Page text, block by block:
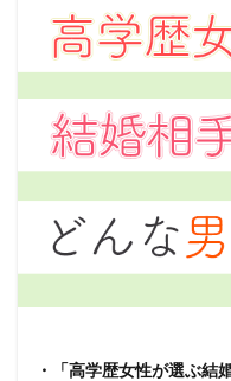
・「高学歴女性が選ぶ結